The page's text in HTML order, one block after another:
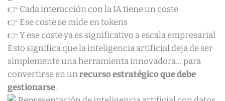
👉 Cada interacción con la IA tiene un coste
👉 Ese coste se mide en tokens
👉 Y ese coste ya es significativo a escala empresarial
Esto significa que la inteligencia artificial deja de ser
simplemente una herramienta innovadora… para
convertirse en unrecurso estratégico que debe
gestionarse.